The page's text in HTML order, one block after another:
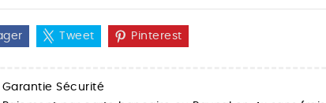
Tweet Pinterest
Garantie Sécurité